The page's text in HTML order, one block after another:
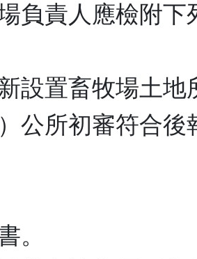
負責人應檢附下
設置畜牧場土地
公所初審符合後
。